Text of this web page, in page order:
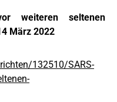
weiteren seltenen
März 2022
132510/SARS-